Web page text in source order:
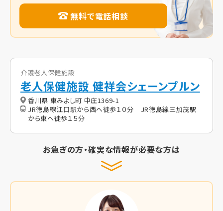
無料で電話相談
介護老人保健施設
老人保健施設 健祥会シェーンブルン
香川県 東みよし町 中庄1369-1
JR徳島線江口駅から西へ徒歩１０分 JR徳島線三加茂駅
から東へ徒歩１５分
お急ぎの方・確実な情報が必要な方は